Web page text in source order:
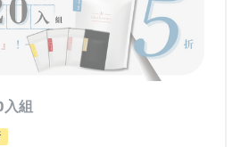
AY60thq
10:00~18:00（例假日除外）
入組